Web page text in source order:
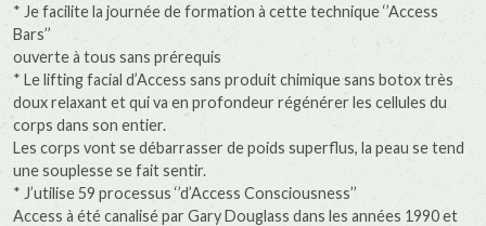
* Je facilite la journée de formation à cette technique ‘’Access
Bars’’
ouverte à tous sans prérequis
* Le lifting facial d’Access sans produit chimique sans botox très
doux relaxant et qui va en profondeur régénérer les cellules du
corps dans son entier.
Les corps vont se débarrasser de poids superflus, la peau se tend
une souplesse se fait sentir.
* J’utilise 59 processus ‘’d’Access Consciousness’’
Access à été canalisé par Gary Douglass dans les années 1990 et